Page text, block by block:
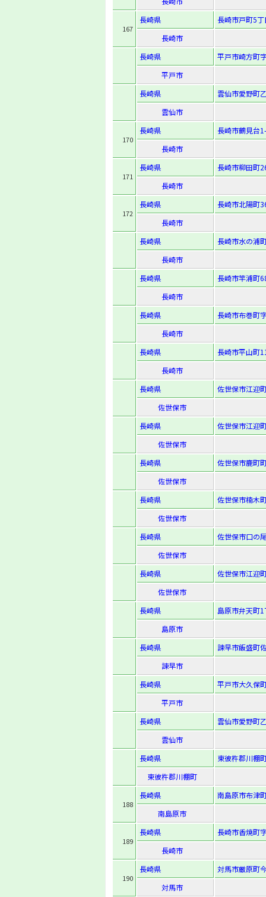
167
長崎県
長崎市戸町5
長崎市
長崎県
平戸市崎方町
平戸市
長崎県
雲仙市愛野町
雲仙市
170
長崎県
長崎市鶴見台
長崎市
171
長崎県
長崎市柳田町
長崎市
172
長崎県
長崎市北陽町
長崎市
長崎県
長崎市水の浦
長崎市
長崎県
長崎市竿浦町
長崎市
長崎県
長崎市布巻町
長崎市
長崎県
長崎市平山町
長崎市
長崎県
佐世保市江迎
佐世保市
長崎県
佐世保市江迎
佐世保市
長崎県
佐世保市鹿町
佐世保市
長崎県
佐世保市楠木
佐世保市
長崎県
佐世保市口の
佐世保市
長崎県
佐世保市江迎
佐世保市
長崎県
島原市弁天町
島原市
長崎県
諫早市飯盛町
諫早市
長崎県
平戸市大久保
平戸市
長崎県
雲仙市愛野町
雲仙市
長崎県
東彼杵郡川棚
東彼杵郡川棚町
188
長崎県
南島原市布津
南島原市
189
長崎県
長崎市香焼町
長崎市
190
長崎県
対馬市厳原町
対馬市